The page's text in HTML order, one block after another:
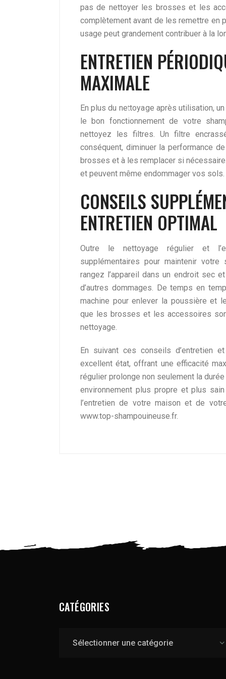
pas de nettoyer les brosses et les
complètement avant de les remettre en
usage peut grandement contribuer à la
ENTRETIEN
MAXIMALE
En plus du nettoyage après utilisation,
le bon fonctionnement de votre
nettoyez les filtres. Un filtre
conséquent, diminuer la performance
brosses et à les remplacer si
et peuvent même endommager vos sols.
CONSEILS
ENTRETIEN OPTIMAL
Outre le nettoyage régulier et
supplémentaires pour maintenir
rangez l’appareil dans un endroit sec
d’autres dommages. De temps en
machine pour enlever la poussière et
que les brosses et les accessoires
nettoyage.
En suivant ces conseils d’entretien
excellent état, offrant une efficacité
régulier prolonge non seulement la
environnement plus propre et plus
l’entretien de votre maison et de
www.top-shampouineuse.fr.
CATÉGORIES